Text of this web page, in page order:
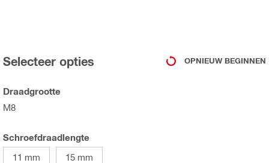
Selecteer opties OPNIEUW BEGINNEN
Draadgrootte
M8
Schroefdraadlengte
11 mm
15 mm